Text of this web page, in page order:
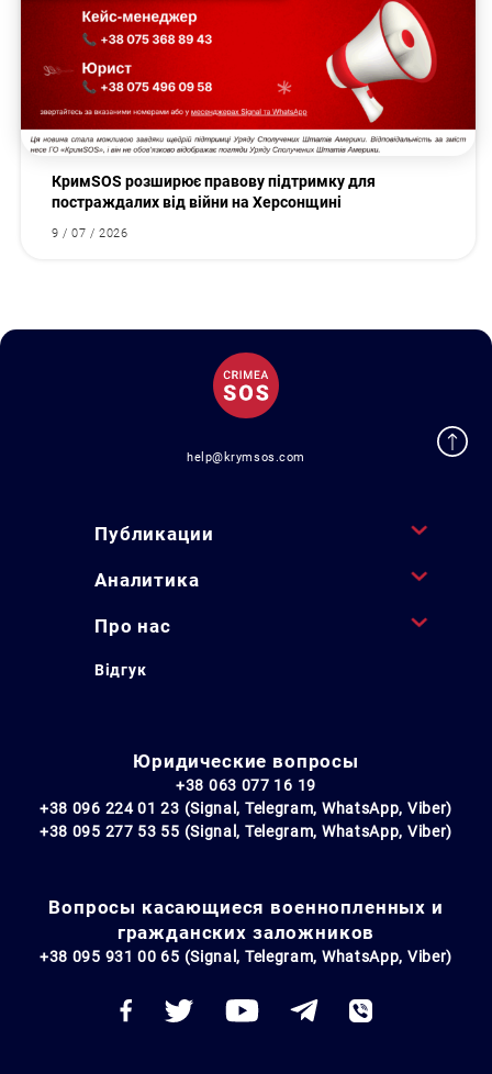
КримSOS розширює правову підтримку для
постраждалих від війни на Херсонщині
9 / 07 / 2026
help@krymsos.com
Публикации
Аналитика
Про нас
Відгук
Юридические вопросы
+38 063 077 16 19
+38 096 224 01 23 (Signal, Telegram, WhatsApp, Viber)
+38 095 277 53 55 (Signal, Telegram, WhatsApp, Viber)
Вопросы касающиеся военнопленных и
гражданских заложников
+38 095 931 00 65 (Signal, Telegram, WhatsApp, Viber)